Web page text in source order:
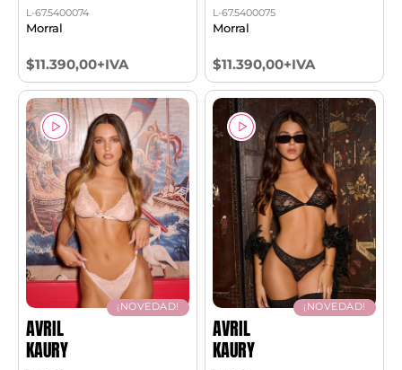
L-67.5400074
Morral
$11.390,00+IVA
L-67.5400075
Morral
$11.390,00+IVA
¡NOVEDAD!
AVRIL
KAURY
¡NOVEDAD!
AVRIL
KAURY